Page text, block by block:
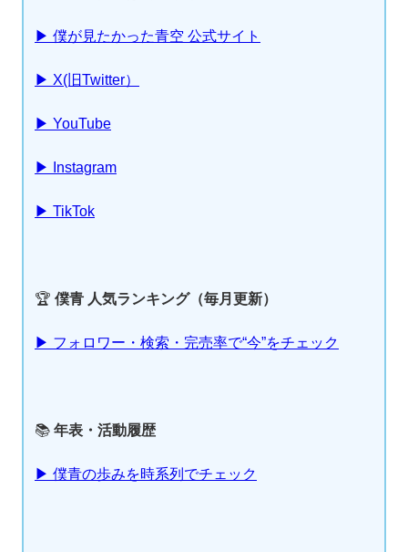
▶ 僕が見たかった青空 公式サイト
▶ X(旧Twitter）
▶ YouTube
▶ Instagram
▶ TikTok
🏆 僕青 人気ランキング（毎月更新）
▶ フォロワー・検索・完売率で“今”をチェック
📚 年表・活動履歴
▶ 僕青の歩みを時系列でチェック